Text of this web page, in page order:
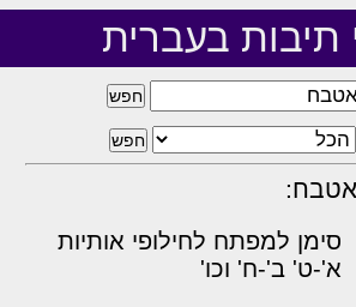
תיבות בעברית
אטבח:
סימן למפתח לחילופי אותיות
א'-ט' ב'-ח' וכו'